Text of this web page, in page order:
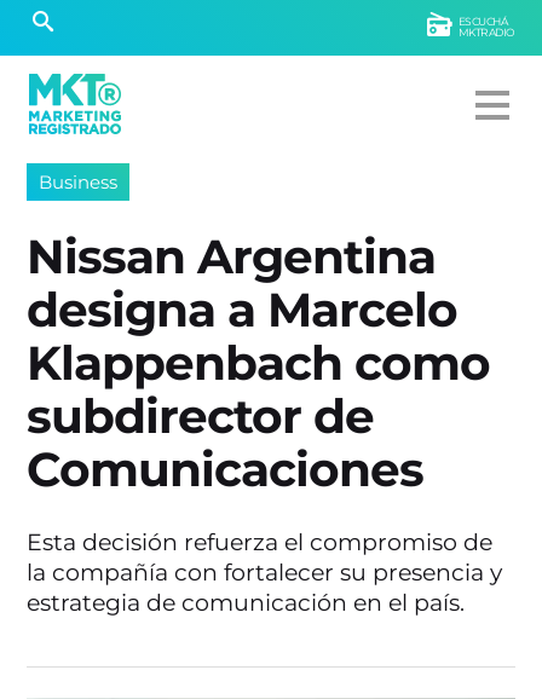
ESCUCHÁ
MKTRADIO
Business
Nissan Argentina
designa a Marcelo
Klappenbach como
subdirector de
Comunicaciones
Esta decisión refuerza el compromiso de
la compañía con fortalecer su presencia y
estrategia de comunicación en el país.